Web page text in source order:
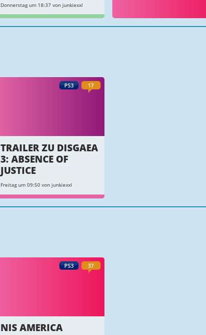
Donnerstag um 18:37 von junkiexxl
PS3 17
TRAILER ZU DISGAEA
3: ABSENCE OF
JUSTICE
Freitag um 09:50 von junkiexxl
PS3 37
NIS AMERICA